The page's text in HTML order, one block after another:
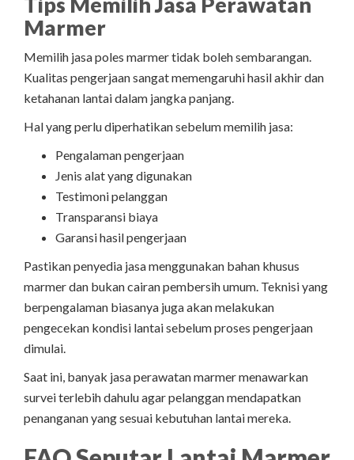
Marmer
Memilih jasa poles marmer tidak boleh sembarangan.
Kualitas pengerjaan sangat memengaruhi hasil akhir dan
ketahanan lantai dalam jangka panjang.
Hal yang perlu diperhatikan sebelum memilih jasa:
Pengalaman pengerjaan
Jenis alat yang digunakan
Testimoni pelanggan
Transparansi biaya
Garansi hasil pengerjaan
Pastikan penyedia jasa menggunakan bahan khusus
marmer dan bukan cairan pembersih umum. Teknisi yang
berpengalaman biasanya juga akan melakukan
pengecekan kondisi lantai sebelum proses pengerjaan
dimulai.
Saat ini, banyak jasa perawatan marmer menawarkan
survei terlebih dahulu agar pelanggan mendapatkan
penanganan yang sesuai kebutuhan lantai mereka.